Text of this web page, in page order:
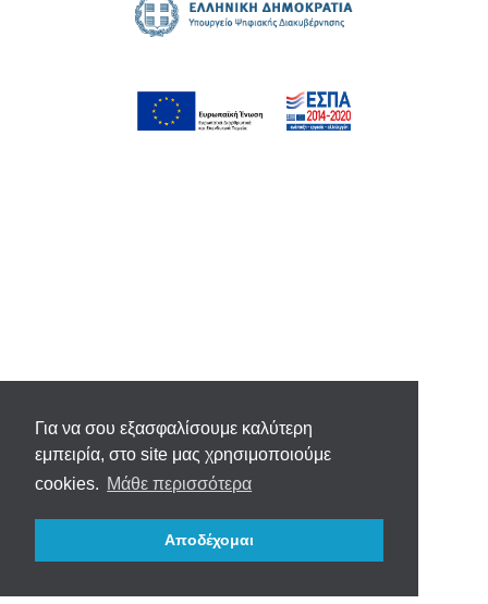
Για να σου εξασφαλίσουμε καλύτερη
εμπειρία, στο site μας χρησιμοποιούμε
cookies. Μάθε περισσότερα
Αποδέχομαι